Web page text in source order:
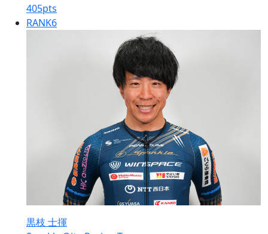
405pts
RANK6
黒枝 士揮